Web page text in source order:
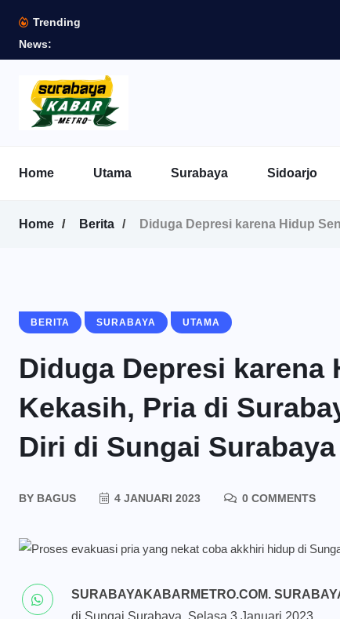
Trending
News:
Home Utama Surabaya Sidoarjo
Home Berita Diduga Depresi karena Hidup
BERITA SURABAYA UTAMA
Diduga Depresi karena
Kekasih, Pria di
Diri di Sungai Surabaya
BY BAGUS 4 JANUARI 2023 0 COMMENTS
SURABAYAKABARMETRO.COM.
di Sungai Surabaya, Selasa 3 Januari 2023.